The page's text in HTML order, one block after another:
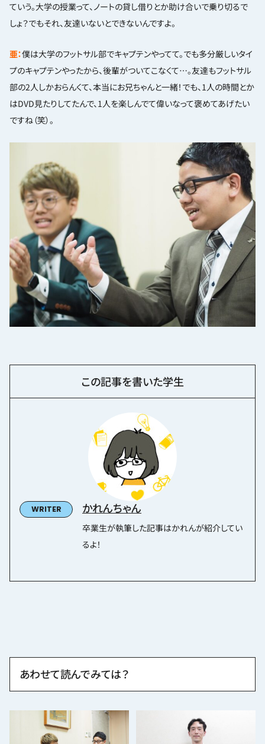
ていう。大学の授業って、ノートの貸し借りとか助け合いで乗り切るで
しょ？でもそれ、友達いないとできないんですよ。
亜：僕は大学のフットサル部でキャプテンやってて。でも多分厳しいタイ
プのキャプテンやったから、後輩がついてこなくて…。友達もフットサル
部の2人しかおらんくて、本当にお兄ちゃんと一緒！でも、1人の時間とか
はDVD見たりしてたんで、1人を楽しんでて偉いなって褒めてあげたい
ですね（笑）。
この記事を書いた学生
かれんちゃん
卒業生が執筆した記事はかれんが紹介してい
るよ！
あわせて読んでみては？